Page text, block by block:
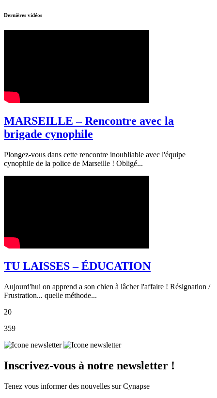
Dernières vidéos
MARSEILLE – Rencontre avec la
brigade cynophile
Plongez-vous dans cette rencontre inoubliable avec l'équipe
cynophile de la police de Marseille ! Obligé...
TU LAISSES – ÉDUCATION
Aujourd'hui on apprend a son chien à lâcher l'affaire ! Résignation /
Frustration... quelle méthode...
20
359
Inscrivez-vous à notre newsletter !
Tenez vous informer des nouvelles sur Cynapse